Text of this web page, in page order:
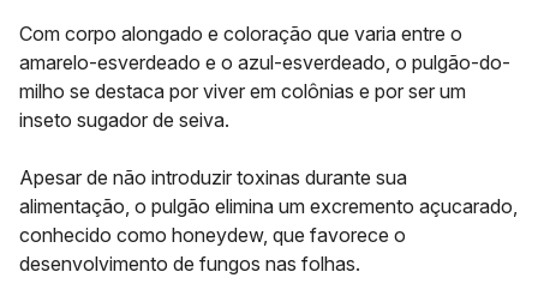
Com corpo alongado e coloração que varia entre o
amarelo-esverdeado e o azul-esverdeado, o pulgão-do-
milho se destaca por viver em colônias e por ser um
inseto sugador de seiva.
Apesar de não introduzir toxinas durante sua
alimentação, o pulgão elimina um excremento açucarado,
conhecido como honeydew, que favorece o
desenvolvimento de fungos nas folhas.